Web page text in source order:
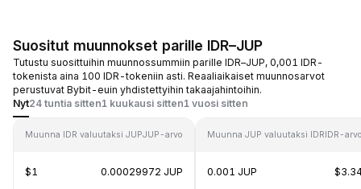
Suositut muunnokset parille IDR–JUP
Tutustu suosittuihin muunnossummiin parille IDR–JUP, 0,001 IDR-
tokenista aina 100 IDR-tokeniin asti. Reaaliaikaiset muunnosarvot
perustuvat Bybit-euin yhdistettyihin takaajahintoihin.
Nyt24 tuntia sitten1 kuukausi sitten1 vuosi sitten
Muunna IDR valuutaksi JUPJUP-arvo
$1 0.00029972 JUP
Muunna JUP valuutaksi IDRIDR-
0.001 JUP